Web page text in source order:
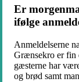
Er
ifølge
Anmeldelserne
Grænsekro er fin
gæsterne har
og brød samt